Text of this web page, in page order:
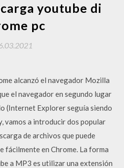
youtube di
pc
alcanzó el navegador Mozilla
el navegador en segundo lugar
(Internet Explorer seguía siendo
vamos a introducir dos popular
de archivos que puede
fácilmente en Chrome. La forma
a MP3 es utilizar una extensión